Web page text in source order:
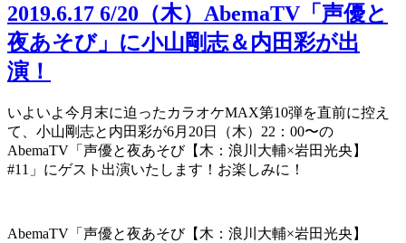
2019.6.17 6/20（木）AbemaTV「声優と
夜あそび」に小山剛志＆内田彩が出
演！
いよいよ今月末に迫ったカラオケMAX第10弾を直前に控え
て、小山剛志と内田彩が6月20日（木）22：00〜の
AbemaTV「声優と夜あそび【木：浪川大輔×岩田光央】
#11」にゲスト出演いたします！お楽しみに！
AbemaTV「声優と夜あそび【木：浪川大輔×岩田光央】